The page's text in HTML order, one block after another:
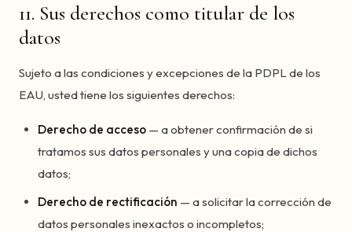
11. Sus derechos como titular de los
datos
Sujeto a las condiciones y excepciones de la PDPL de los
EAU, usted tiene los siguientes derechos:
Derecho de acceso — a obtener confirmación de si
tratamos sus datos personales y una copia de dichos
datos;
Derecho de rectificación — a solicitar la corrección de
datos personales inexactos o incompletos;